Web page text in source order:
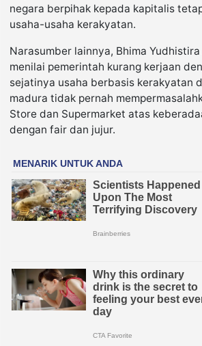
negara berpihak kepada kapitalis
usaha-usaha kerakyatan.
Narasumber lainnya, Bhima
menilai pemerintah kurang kerjaan
sejatinya usaha berbasis kerakyatan
madura tidak pernah
Store dan Supermarket atas
dengan fair dan jujur.